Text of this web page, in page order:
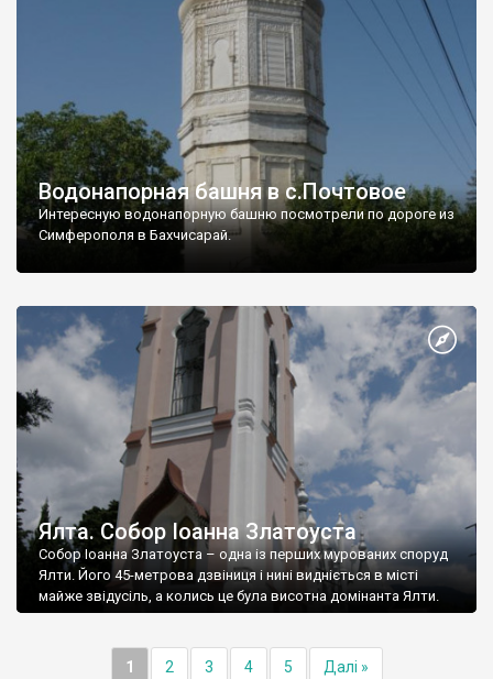
Водонапорная башня в с.Почтовое
Интересную водонапорную башню посмотрели по дороге из
Симферополя в Бахчисарай.
Ялта. Собор Іоанна Златоуста
Собор Іоанна Златоуста – одна із перших мурованих споруд
Ялти. Його 45-метрова дзвіниця і нині видніється в місті
майже звідусіль, а колись це була висотна домінанта Ялти.
1 2 3 4 5 Далі »